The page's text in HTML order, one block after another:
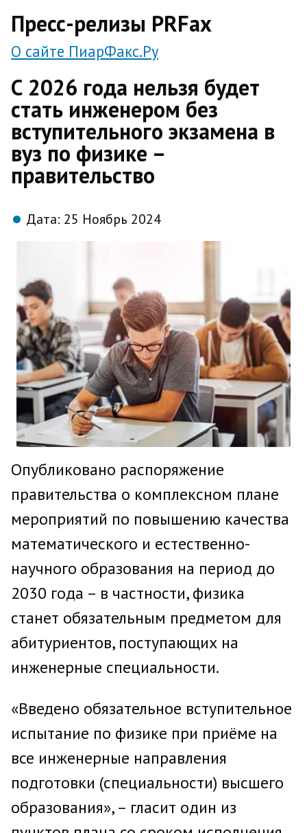
Пресс-релизы PRFax
О сайте ПиарФакс.Ру
С 2026 года нельзя будет
стать инженером без
вступительного экзамена в
вуз по физике –
правительство
Дата: 25 Ноябрь 2024
Опубликовано распоряжение
правительства о комплексном плане
мероприятий по повышению качества
математического и естественно-
научного образования на период до
2030 года – в частности, физика
станет обязательным предметом для
абитуриентов, поступающих на
инженерные специальности.
«Введено обязательное вступительное
испытание по физике при приёме на
все инженерные направления
подготовки (специальности) высшего
образования», – гласит один из